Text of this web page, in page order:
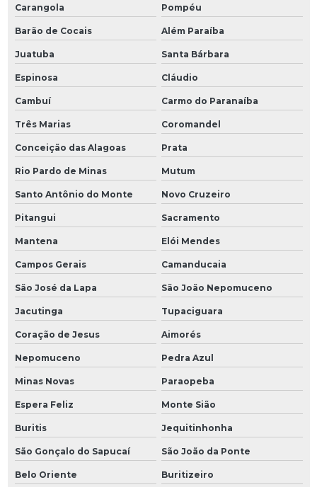
Carangola Pompéu
Barão de Cocais Além Paraíba
Juatuba Santa Bárbara
Espinosa Cláudio
Cambuí Carmo do Paranaíba
Três Marias Coromandel
Conceição das Alagoas Prata
Rio Pardo de Minas Mutum
Santo Antônio do Monte Novo Cruzeiro
Pitangui Sacramento
Mantena Elói Mendes
Campos Gerais Camanducaia
São José da Lapa São João Nepomuceno
Jacutinga Tupaciguara
Coração de Jesus Aimorés
Nepomuceno Pedra Azul
Minas Novas Paraopeba
Espera Feliz Monte Sião
Buritis Jequitinhonha
São Gonçalo do Sapucaí São João da Ponte
Belo Oriente Buritizeiro